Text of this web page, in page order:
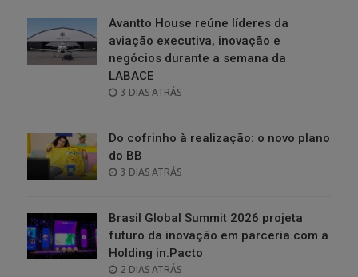
Avantto House reúne líderes da
aviação executiva, inovação e
negócios durante a semana da
LABACE
POSTED
3 DIAS ATRÁS
Do cofrinho à realização: o novo plano
do BB
POSTED
3 DIAS ATRÁS
Brasil Global Summit 2026 projeta
futuro da inovação em parceria com a
Holding in.Pacto
POSTED
2 DIAS ATRÁS